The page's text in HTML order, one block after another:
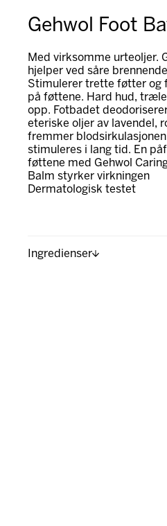
Gehwol Foot
Med virksomme urteoljer.
hjelper ved såre
Stimulerer trette føtter og
på føttene. Hard hud,
opp. Fotbadet
eteriske oljer av lavendel,
fremmer
stimuleres i lang tid. En
føttene med Gehwol
Balm styrker virkningen
Dermatologisk testet
Ingredienser